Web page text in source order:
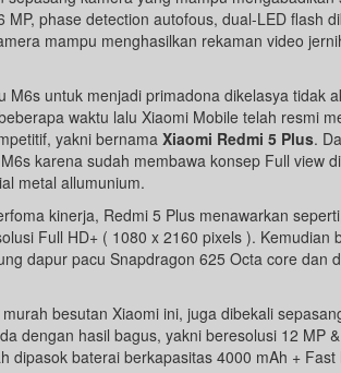
MP, phase detection autofous, dual-LED flash
mampu menghasilkan rekaman video
M6s untuk menjadi primadona dikelasya tidak
waktu lalu Xiaomi Mobile telah resmi
yakni bernama Xiaomi Redmi 5 Plus.
karena sudah membawa konsep Full view
metal allumunium.
kinerja, Redmi 5 Plus menawarkan
Full HD+ ( 1080 x 2160 pixels ). Kemudian
dapur pacu Snapdragon 625 Octa core dan
besutan Xiaomi ini, juga dibekali
dengan hasil bagus, yakni beresolusi 12 MP
dipasok baterai berkapasitas 4000 mAh + Fast